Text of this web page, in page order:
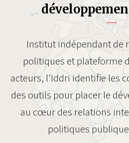
Institut indépendant de
politiques et plateforme
acteurs, l'Iddri identifie les
des outils pour placer le
au cœur des relations
politiques